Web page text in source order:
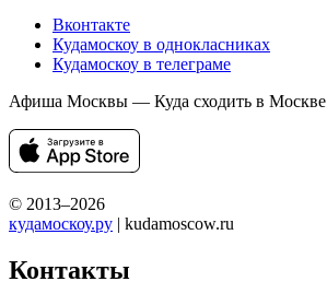
Вконтакте
Кудамоскоу в однокласниках
Кудамоскоу в телеграме
Афиша Москвы — Куда сходить в Москве
© 2013–2026
кудамоскоу.ру | kudamoscow.ru
Контакты